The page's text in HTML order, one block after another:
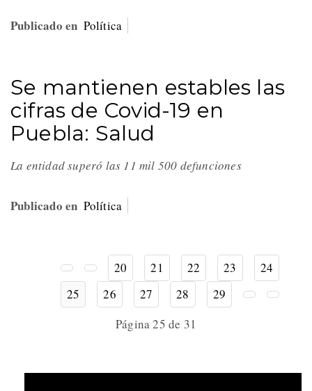
Publicado en Política
Se mantienen estables las
cifras de Covid-19 en
Puebla: Salud
La entidad superó las 11 mil 500 defunciones
Publicado en Política
20 21 22 23
24
25
26 27 28
29
Página 25 de 31